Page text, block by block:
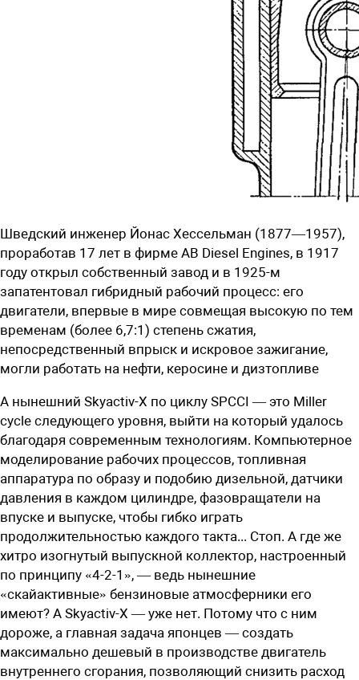
Шведский инженер Йонас Хессельман (1877—1957),
проработав 17 лет в фирме AB Diesel Engines, в 1917
году открыл собственный завод и в ­1925-м
запатентовал гибридный рабочий процесс: его
двигатели, впервые в мире совмещая высокую по тем
временам (более 6,7:1) степень сжатия,
непосредственный впрыск и искровое зажигание,
могли работать на нефти, керосине и дизтопливе
А нынешний Skyactiv-X по циклу SPCCI — это Miller
cycle следующего уровня, выйти на который удалось
благодаря современным технологиям. Компьютерное
моделирование рабочих процессов, топливная
аппаратура по образу и подобию дизельной, датчики
давления в каждом цилиндре, фазовращатели на
впуске и выпуске, чтобы гибко играть
продолжительностью каждого такта... Стоп. А где же
хитро изогнутый выпускной коллектор, настроенный
по принципу «4-2-1», — ведь нынешние
«скайактивные» бензиновые атмосферники его
имеют? А Skyaсtiv-X — уже нет. Потому что с ним
дороже, а главная задача японцев — создать
максимально дешевый в производстве двигатель
внутреннего сгорания, позволяющий снизить расход